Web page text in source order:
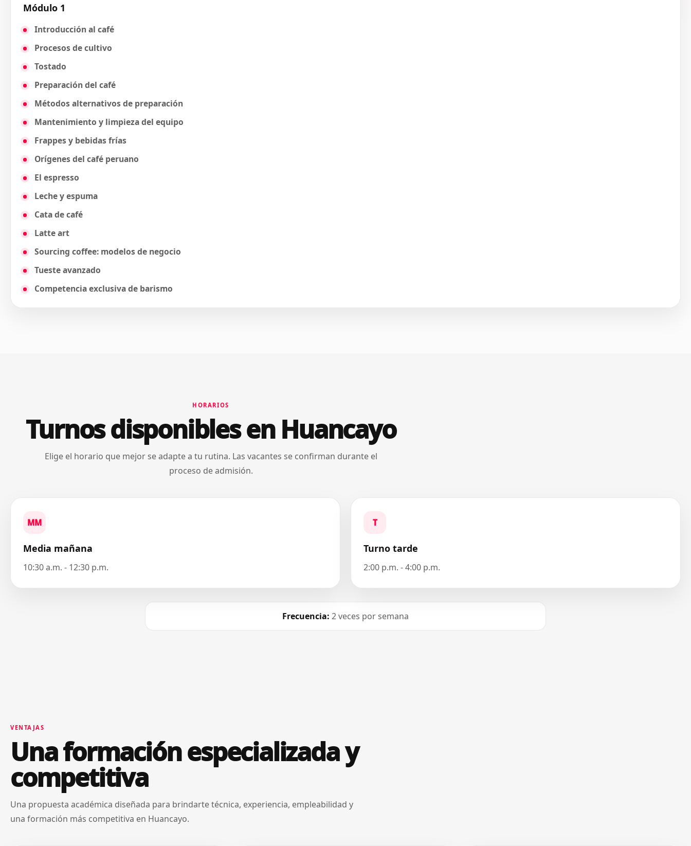
Módulo 1
Introducción al café
Procesos de cultivo
Tostado
Preparación del café
Métodos alternativos de preparación
Mantenimiento y limpieza del equipo
Frappes y bebidas frías
Orígenes del café peruano
El espresso
Leche y espuma
Cata de café
Latte art
Sourcing coffee: modelos de negocio
Tueste avanzado
Competencia exclusiva de barismo
HORARIOS
Turnos disponibles en Huancayo
Elige el horario que mejor se adapte a tu rutina. Las vacantes se confirman durante el
proceso de admisión.
MM
Media mañana
10:30 a.m. - 12:30 p.m.
T
Turno tarde
2:00 p.m. - 4:00 p.m.
Frecuencia: 2 veces por semana
VENTAJAS
Una formación especializada y
competitiva
Una propuesta académica diseñada para brindarte técnica, experiencia, empleabilidad y
una formación más competitiva en Huancayo.